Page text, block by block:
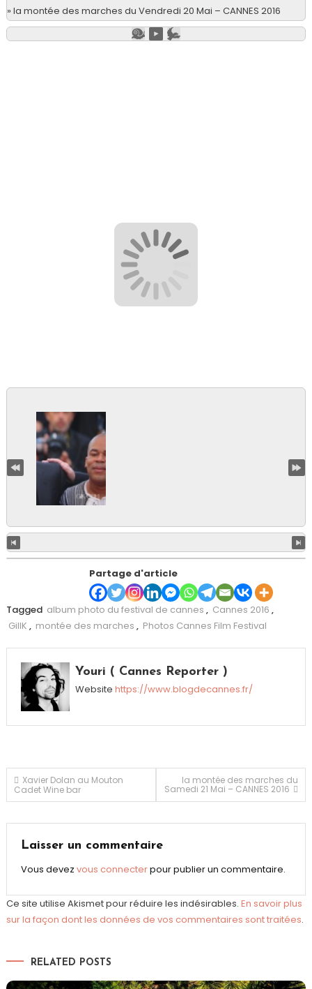
»la montée des marches du Vendredi 20 Mai – CANNES 2016
Partage d'article
Tagged album photo du festival de cannes , Cannes 2016 ,
GillK , montée des marches , Photos Cannes Film Festival
Youri ( Cannes Reporter )
Website https://www.blogdecannes.fr/
Navigation
l’article
Xavier Dolan au Mouton
Cadet Wine bar
la montée des marches du
Samedi 21 Mai – CANNES 2016
Laisser un commentaire
Vous devez vous connecterpour publier un commentaire.
Ce site utilise Akismet pour réduire les indésirables. En savoir plus
sur la façon dont les données de vos commentaires sont traitées.
RELATED POSTS